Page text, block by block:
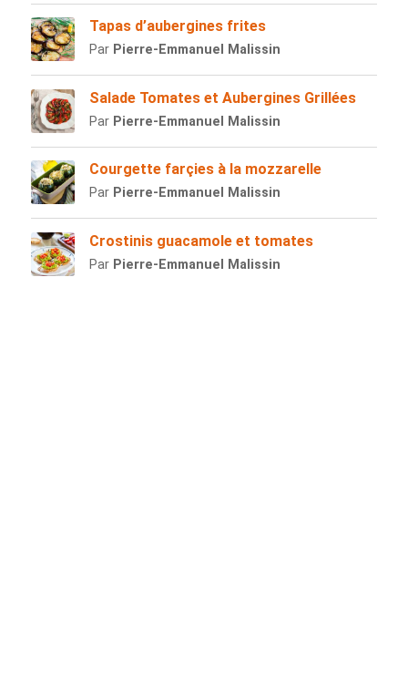
Tapas d’aubergines frites
Par Pierre-Emmanuel Malissin
Salade Tomates et Aubergines Grillées
Par Pierre-Emmanuel Malissin
Courgette farçies à la mozzarelle
Par Pierre-Emmanuel Malissin
Crostinis guacamole et tomates
Par Pierre-Emmanuel Malissin